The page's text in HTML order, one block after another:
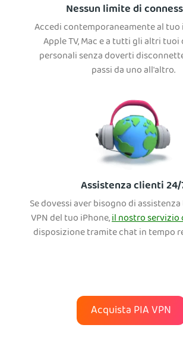
Nessun limite di
Accedi contemporaneamente al tuo
Apple TV, Mac e a tutti gli altri
personali senza doverti
passi da uno all'altro.
Assistenza clienti
Se dovessi aver bisogno di
VPN del tuo iPhone,il nostro
disposizione tramite chat in tempo
Acquista PIA VPN